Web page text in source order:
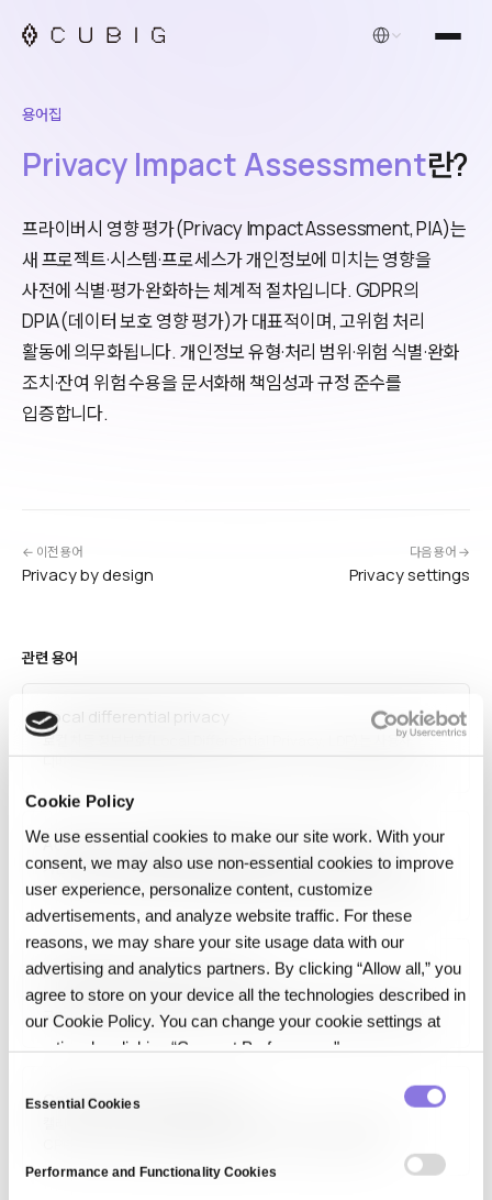
Cookie Policy
We use essential cookies to make our site work. With your
consent, we may also use non‑essential cookies to improve
user experience, personalize content, customize
advertisements, and analyze website traffic. For these
reasons, we may share your site usage data with our
advertising and analytics partners. By clicking “Allow all,” you
agree to store on your device all the technologies described in
our Cookie Policy. You can change your cookie settings at
any time by clicking “Consent Preferences."
Essential Cookies
Performance and Functionality Cookies
한국어
용어집
Privacy Impact Assessment란?
프라이버시 영향 평가(Privacy Impact Assessment, PIA)는
새 프로젝트·시스템·프로세스가 개인정보에 미치는 영향을
사전에 식별·평가·완화하는 체계적 절차입니다. GDPR의
DPIA(데이터 보호 영향 평가)가 대표적이며, 고위험 처리
활동에 의무화됩니다. 개인정보 유형·처리 범위·위험 식별·완화
조치·잔여 위험 수용을 문서화해 책임성과 규정 준수를
입증합니다.
← 이전 용어
Privacy by design
다음 용어 →
Privacy settings
관련 용어
Local differential privacy
로컬 차등 정보보호(Local Differential Privacy, LDP)는 사용자
디바이스에서 데이터를 중앙 서버로 보내기 전에 노이즈를 추가해 서버조차
Apple·Google이 텔레메트리·통계 수집에 실제 적용하며, 중앙 집중
Additive noise differential privacy mechanisms
가산 노이즈 차등 정보보호 메커니즘(Additive Noise Differential
Privacy Mechanisms)은 쿼리 결과에 수학적으로 계산된 노이즈를
더해 개별 데이터 주체의 프라이버시를 보호하는 기법입니다. 라플라스
메커니즘과 가우시안 메커니즘이 대표적이며, 프라이버시 예산(ε, δ)을
기반으로 노이즈 규모를 결정합니다. 통계 분석, 머신러닝 학습, 데이터 공개
등에서…
National Privacy Commission
국가 프라이버시 위원회(National Privacy Commission, NPC)는
국가 차원에서 개인정보 보호·프라이버시 관련 정책을 수립하고 감독하는
기관을 의미합니다. 필리핀의 NPC가 대표적이며(2012년 데이터
프라이버시법에 따라 설립), 한국의 개인정보보호위원회, 일본의
기업 가이던스가 주요 업무입니다.
California Privacy Rights Act
캘리포니아의 포괄적 개인정보 보호 법률로, 기존 CCPA를 강화·
확장합니다. 민감한 개인정보 카테고리 신설, 데이터 주체 권리 확대,